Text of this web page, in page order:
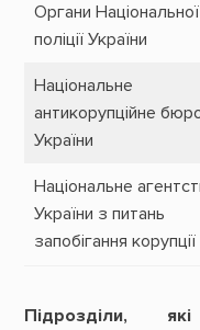
Органи Національної
поліції України
Національне
антикорупційне
України
Національне
України з питань
запобігання корупції
Підрозділи,